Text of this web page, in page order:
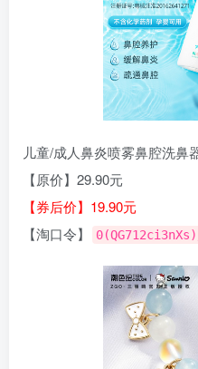
儿童/成人鼻炎喷雾鼻腔洗鼻
【原价】29.90元
【券后价】19.90元
【淘口令】